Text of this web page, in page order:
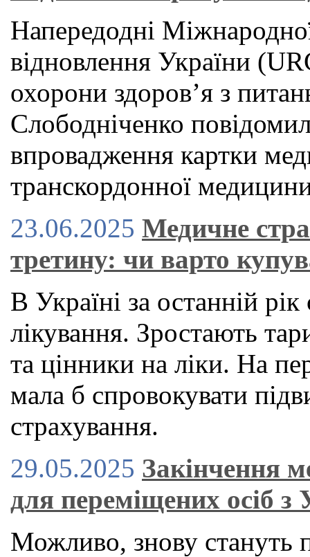
Напередодні
відновлення України
охорони здоров’я з
Слободніченко
впровадження картки
транскордонної
23.06.2025 Медичне
третину: чи варто
В Україні за останній
лікування. Зростають
та цінники на ліки. На
мала б спровокувати
страхування.
29.05.2025 Закінчення
для переміщених осіб з
Можливо, знову стануть